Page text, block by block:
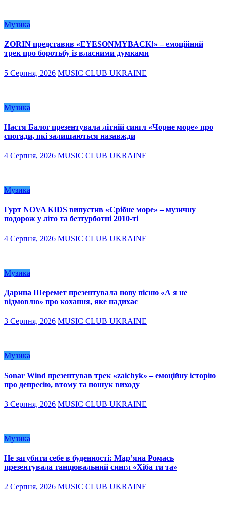
Музика
ZORIN представив «EYESONMYBACK!» – емоційний
трек про боротьбу із власними думками
5 Серпня, 2026 MUSIC CLUB UKRAINE
Музика
Настя Балог презентувала літній сингл «Чорне море» про
спогади, які залишаються назавжди
4 Серпня, 2026 MUSIC CLUB UKRAINE
Музика
Гурт NOVA KIDS випустив «Срібне море» – музичну
подорож у літо та безтурботні 2010-ті
4 Серпня, 2026 MUSIC CLUB UKRAINE
Музика
Дарина Шеремет презентувала нову пісню «А я не
відмовлю» про кохання, яке надихає
3 Серпня, 2026 MUSIC CLUB UKRAINE
Музика
Sonar Wind презентував трек «zaichyk» – емоційну історію
про депресію, втому та пошук виходу
3 Серпня, 2026 MUSIC CLUB UKRAINE
Музика
Не загубити себе в буденності: Мар’яна Ромась
презентувала танцювальний сингл «Хіба ти та»
2 Серпня, 2026 MUSIC CLUB UKRAINE